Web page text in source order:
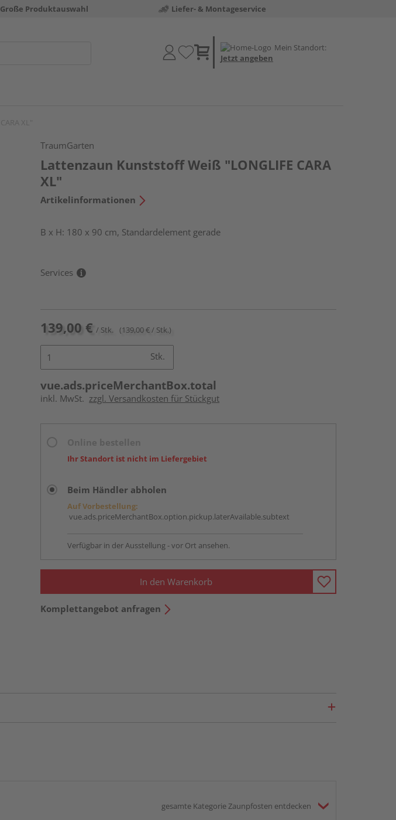
Große Produktauswahl Liefer- & Montageservice
Mein Standort:
Jetzt angeben
TraumGarten
Lattenzaun Kunststoff Weiß "LONGLIFE CARA
XL"
Artikelinformationen
B x H: 180 x 90 cm, Standardelement gerade
Services
139,00 € / Stk. (139,00 € / Stk.)
Stk.
vue.ads.priceMerchantBox.total
inkl. MwSt. zzgl. Versandkosten für Stückgut
Ihr Standort ist nicht im Liefergebiet
Beim Händler abholen
Auf Vorbestellung:
vue.ads.priceMerchantBox.option.pickup.laterAvailable.subtext
Verfügbar in der Ausstellung - vor Ort ansehen.
In den Warenkorb
Komplettangebot anfragen
gesamte Kategorie Zaunpfosten entdecken